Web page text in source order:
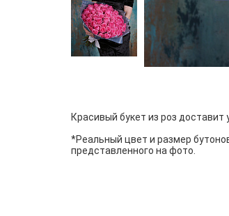
Красивый букет из роз
*Реальный цвет и размер
представленного на фото.